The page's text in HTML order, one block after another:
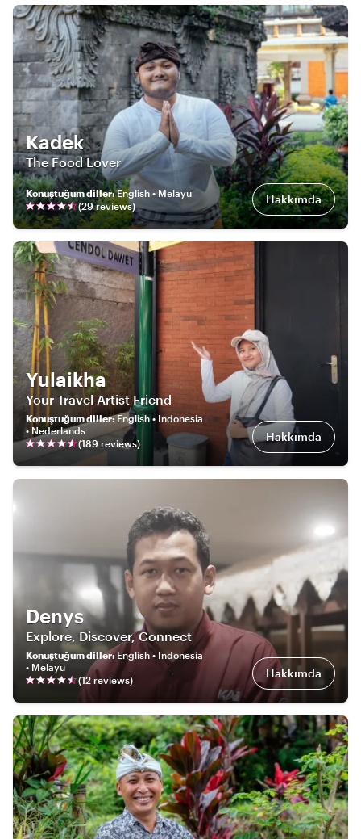
Kadek
The Food Lover
Konuştuğum diller:English • Melayu
(29reviews) Hakkımda
Yulaikha
Your Travel Artist Friend
Konuştuğum diller:English • Indonesia
• Nederlands
(189 reviews) Hakkımda
Denys
Explore, Discover, Connect
Konuştuğum diller:English • Indonesia
• Melayu
(12 reviews) Hakkımda